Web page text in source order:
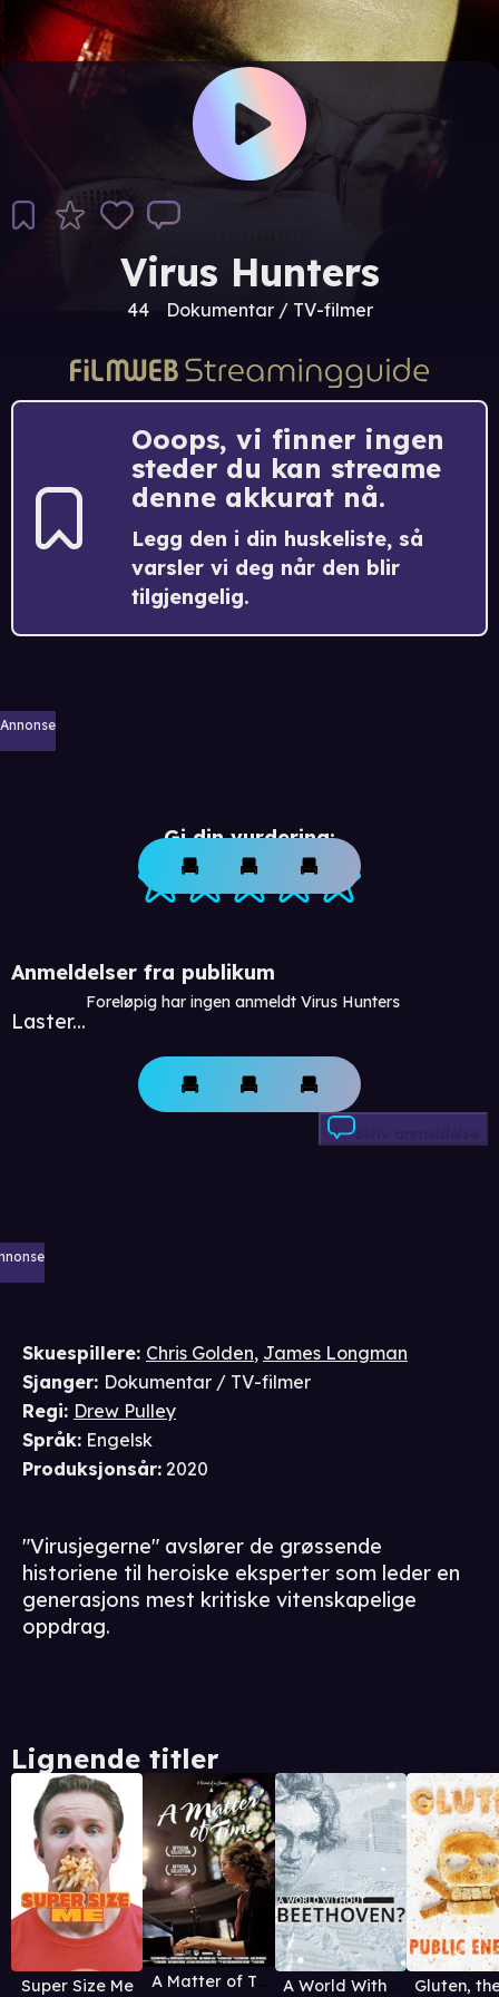
Virus Hunters
44 Dokumentar / TV-filmer
Ooops, vi finner ingen
steder du kan streame
denne akkurat nå.
Legg den i din huskeliste, så
varsler vi deg når den blir
tilgjengelig.
Annonse
Gi din vurdering:
Anmeldelser fra publikum
Laster...
Foreløpig har ingen anmeldt Virus Hunters
Skriv anmeldelse
Skuespillere: Chris Golden, James Longman
Sjanger: Dokumentar / TV-filmer
Regi: Drew Pulley
Språk: Engelsk
Produksjonsår: 2020
"Virusjegerne" avslører de grøssende
historiene til heroiske eksperter som leder en
generasjons mest kritiske vitenskapelige
oppdrag.
Lignende titler
Super Size Me A Matter of Time (2015) A World Without Beethoven?